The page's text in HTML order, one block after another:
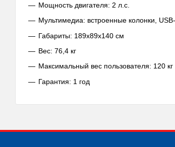
Мощность двигателя: 2 л.с.
Мультимедиа: встроенные колонки,
Габариты: 189х89х140 см
Вес: 76,4 кг
Максимальный вес пользователя: 120 кг
Гарантия: 1 год